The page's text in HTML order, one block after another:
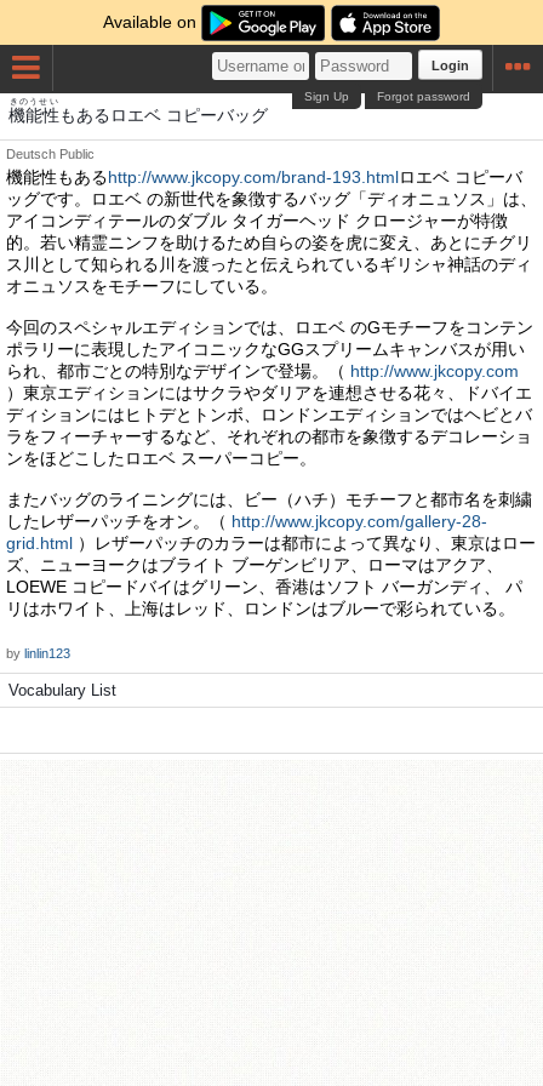
Available on
Login
Forgot password
Sign Up
機能性
きのうせい
もあるロエベ コピーバッグ
Deutsch Public
機能性もあるhttp://www.jkcopy.com/brand-193.htmlロエベ コピーバ
ッグです。ロエベ の新世代を象徴するバッグ「ディオニュソス」は、
アイコンディテールのダブル タイガーヘッド クロージャーが特徴
的。若い精霊ニンフを助けるため自らの姿を虎に変え、あとにチグリ
ス川として知られる川を渡ったと伝えられているギリシャ神話のディ
オニュソスをモチーフにしている。
今回のスペシャルエディションでは、ロエベ のGモチーフをコンテン
ポラリーに表現したアイコニックなGGスプリームキャンバスが用い
られ、都市ごとの特別なデザインで登場。（ http://www.jkcopy.com
）東京エディションにはサクラやダリアを連想させる花々、ドバイエ
ディションにはヒトデとトンボ、ロンドンエディションではヘビとバ
ラをフィーチャーするなど、それぞれの都市を象徴するデコレーショ
ンをほどこしたロエベ スーパーコピー。
またバッグのライニングには、ビー（ハチ）モチーフと都市名を刺繍
したレザーパッチをオン。（ http://www.jkcopy.com/gallery-28-
grid.html ）レザーパッチのカラーは都市によって異なり、東京はロー
ズ、ニューヨークはブライト ブーゲンビリア、ローマはアクア、
LOEWE コピードバイはグリーン、香港はソフト バーガンディ、 パ
リはホワイト、上海はレッド、ロンドンはブルーで彩られている。
by linlin123
Vocabulary List